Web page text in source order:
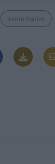
Aston Martin